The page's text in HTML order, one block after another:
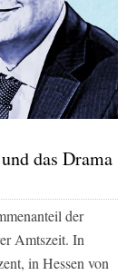
das Drama
der
Amtszeit. In
in Hessen von